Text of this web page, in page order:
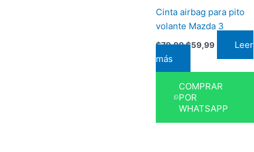
Cinta airbag para pito
volante Mazda 3
$79,99$59,99
Leer
más
COMPRAR
POR
WHATSAPP